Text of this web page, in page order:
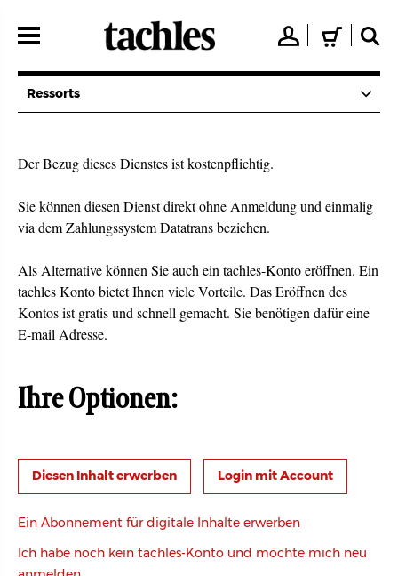
zum
👤 🛒 🔍
Ressorts
Der Bezug dieses Dienstes ist kostenpflichtig.
Sie können diesen Dienst direkt ohne Anmeldung und einmalig
via dem Zahlungssystem Datatrans beziehen.
Als Alternative können Sie auch ein tachles-Konto eröffnen. Ein
tachles Konto bietet Ihnen viele Vorteile. Das Eröffnen des
Kontos ist gratis und schnell gemacht. Sie benötigen dafür eine
E-mail Adresse.
Ihre Optionen:
Login mit Account
Ein Abonnement für digitale Inhalte erwerben
Ich habe noch kein tachles-Konto und möchte mich neu